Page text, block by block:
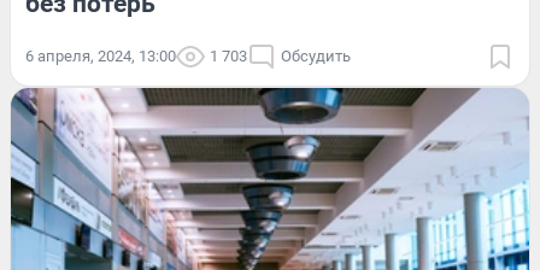
6 апреля, 2024, 13:00 1 703 Обсудить